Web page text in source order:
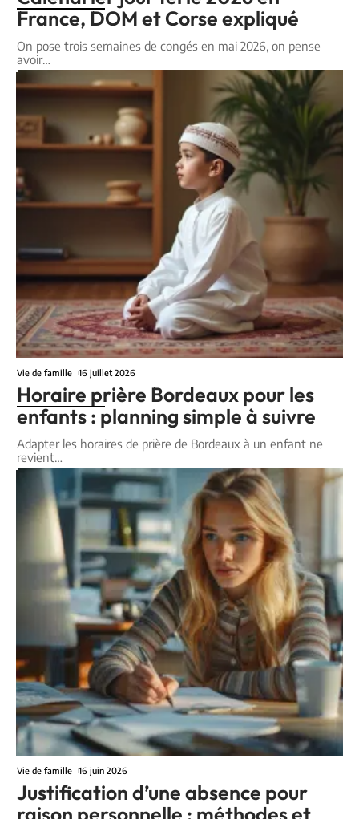
France, DOM et Corse expliqué
On pose trois semaines de congés en mai 2026, on pense
avoir…
Vie de famille 16 juillet 2026
Horaire prière Bordeaux pour les
enfants : planning simple à suivre
Adapter les horaires de prière de Bordeaux à un enfant ne
revient…
Vie de famille 16 juin 2026
Justification d’une absence pour